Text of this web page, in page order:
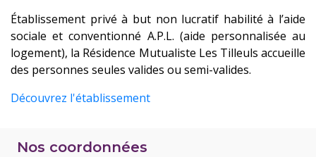
Établissement privé à but non lucratif habilité à l’aide
sociale et conventionné A.P.L. (aide personnalisée au
logement), la Résidence Mutualiste Les Tilleuls accueille
des personnes seules valides ou semi-valides.
Découvrez l'établissement
Nos coordonnées